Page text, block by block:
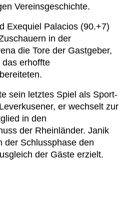
Vereinsgeschichte.
Exequiel Palacios (90.+7)
in der
die Tore der Gastgeber,
erhoffte
sein letztes Spiel als Sport-
er wechselt zur
in den
der Rheinländer. Janik
der Schlussphase den
der Gäste erzielt.